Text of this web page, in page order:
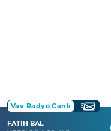
FATİH BAL
Vav Radyo Canlı